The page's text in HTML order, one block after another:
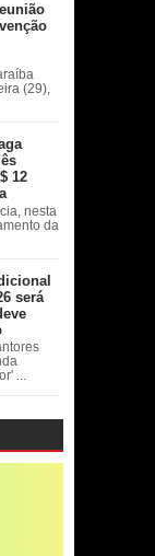
(29),
12
nesta
da
será
...